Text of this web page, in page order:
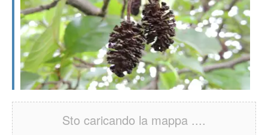
Sto caricando la mappa ....